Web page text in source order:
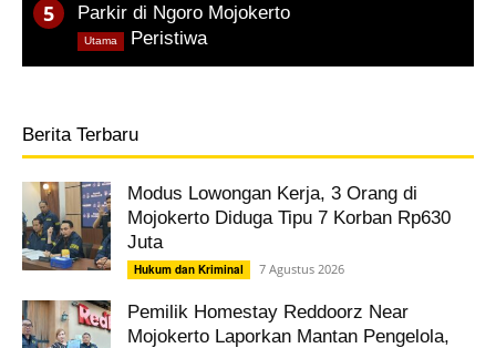
Parkir di Ngoro Mojokerto
Peristiwa
Utama
Berita Terbaru
Modus Lowongan Kerja, 3 Orang di
Mojokerto Diduga Tipu 7 Korban Rp630
Juta
Hukum dan Kriminal 7 Agustus 2026
Pemilik Homestay Reddoorz Near
Mojokerto Laporkan Mantan Pengelola,